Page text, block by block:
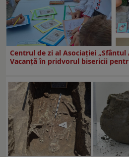
Centrul de zi al Asociației „Sfântul
Vacanță în pridvorul bisericii